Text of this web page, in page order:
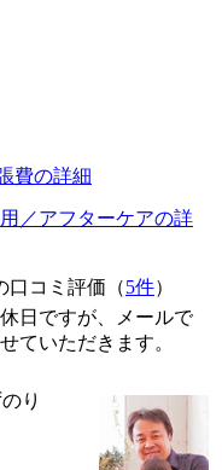
費の詳細
／アフターケアの詳
口コミ評価（5件）
日ですが、メールで
ていただきます。
り